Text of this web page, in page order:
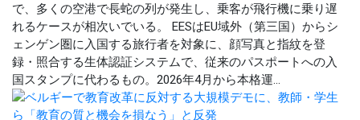
で、多くの空港で長蛇の列が発生し、乗客が飛行機に乗り遅
れるケースが相次いでいる。 EESはEU域外（第三国）からシ
ェンゲン圏に入国する旅行者を対象に、顔写真と指紋を登
録・照合する生体認証システムで、従来のパスポートへの入
国スタンプに代わるもの。2026年4月から本格運...